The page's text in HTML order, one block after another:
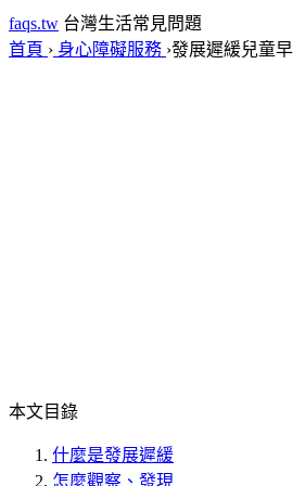
faqs.tw 台灣生活常見問題
首頁 › 身心障礙服務 ›發展遲緩兒童
本文目錄
什麼是發展遲緩
怎麼觀察、發現